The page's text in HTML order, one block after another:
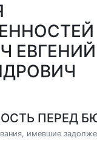
ЕВГЕНИЙ
ПЕРЕД
имевшие